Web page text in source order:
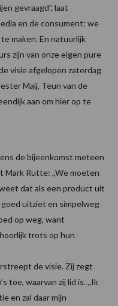
gevraagd”, laat
en de consument: we
maken. En natuurlijk
zijn van onze eigen pure
visie afgelopen zaterdag
Maij, Teun van de
aan om hier op te
de bijeenkomst meteen
Rutte: ,,We moeten
dat als een product uit
uitziet en simpelweg
op weg, want
trots op hun
de visie. Zij zegt
toe, waarvan zij lid is. ,,Ik
en zal daar mijn